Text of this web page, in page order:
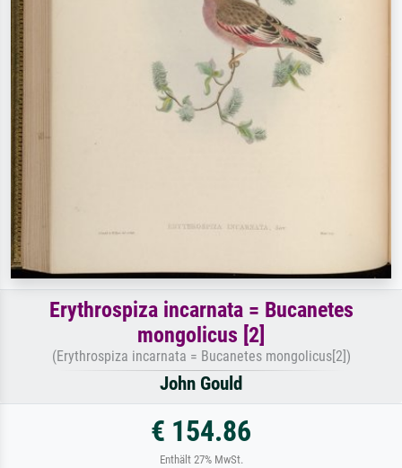
Erythrospiza incarnata = Bucanetes
mongolicus [2]
(Erythrospiza incarnata = Bucanetes mongolicus[2])
John Gould
€ 154.86
Enthält 27% MwSt.